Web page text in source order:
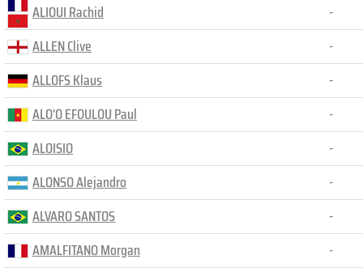
ALIOUI Rachid
-
ALLEN Clive
-
ALLOFS Klaus
-
ALO'O EFOULOU Paul
-
ALOISIO
-
ALONSO Alejandro
-
ALVARO SANTOS
-
AMALFITANO Morgan
-